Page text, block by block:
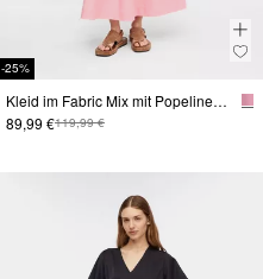
-25%
Kleid im Fabric Mix mit Popeline-Rock und Eingrifftaschen
89,99 €119,99 €